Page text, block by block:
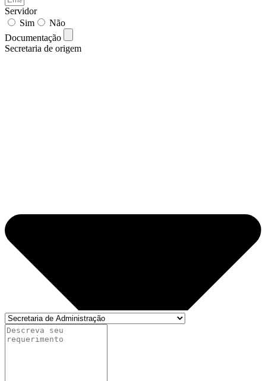
Servidor
Sim
Não
Documentação
Secretaria de origem